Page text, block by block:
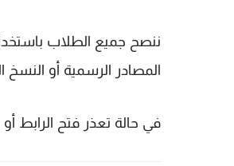
ننصح جميع الطلاب
المصادر الرسمية أو
في حالة تعذر فتح الرابط